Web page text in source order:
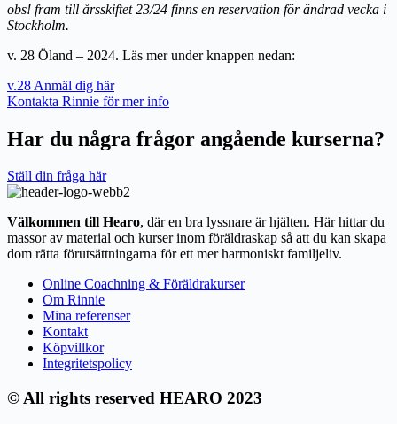
obs! fram till årsskiftet 23/24 finns en reservation för ändrad vecka i
Stockholm.
v. 28 Öland – 2024. Läs mer under knappen nedan:
v.28 Anmäl dig här
Kontakta Rinnie för mer info
Har du några frågor angående kurserna?
Ställ din fråga här
Välkommen till Hearo, där en bra lyssnare är hjälten. Här hittar du
massor av material och kurser inom föräldraskap så att du kan skapa
dom rätta förutsättningarna för ett mer harmoniskt familjeliv.
Online Coachning & Föräldrakurser
Om Rinnie
Mina referenser
Kontakt
Köpvillkor
Integritetspolicy
© All rights reserved HEARO 2023